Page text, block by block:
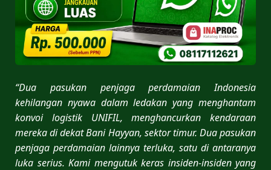
“Dua pasukan penjaga perdamaian Indonesia
kehilangan nyawa dalam ledakan yang menghantam
konvoi logistik UNIFIL, menghancurkan kendaraan
mereka di dekat Bani Hayyan, sektor timur. Dua pasukan
penjaga perdamaian lainnya terluka, satu di antaranya
luka serius. Kami mengutuk keras insiden-insiden yang